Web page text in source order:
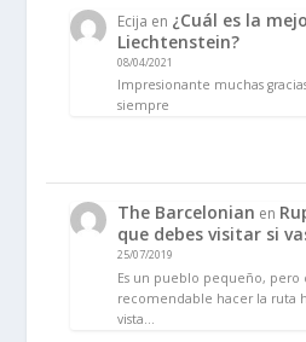
Ecija en ¿Cuál es la
Liechtenstein?
08/04/2021
Impresionante muchas
siempre
The Barcelonian en
que debes visitar si
25/07/2019
Es un pueblo pequeño,
recomendable hacer la ruta
vista…